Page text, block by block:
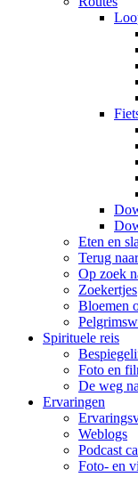
Eten en
Terug
Op zoek
Zoekertjes
Bloemen
Spirituele reis
Foto en
De weg
Ervaringen
Weblogs
Podcast
Foto- en